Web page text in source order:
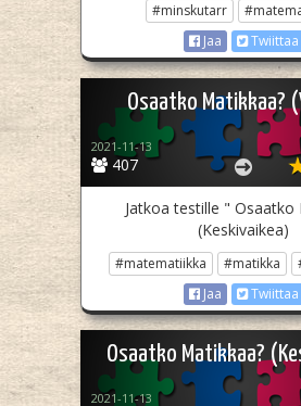
#minskutarr
Jaa
Twiittaa
Osaatko Matikkaa?
407
2021-11-13
Jatkoa testille " Osaatko
(Keskivaikea)
#matematiikka #matikka
Jaa
Twiittaa
Osaatko Matikkaa?
2021-11-13